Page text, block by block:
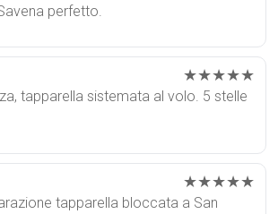
perfetto.
★★★★★
tapparella sistemata al volo. 5 stelle
★★★★★
tapparella bloccata a San